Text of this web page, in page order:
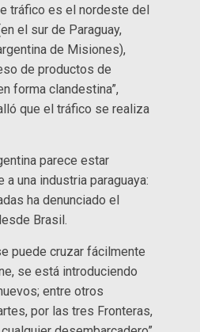
tráfico es el nordeste del
el sur de Paraguay,
de Misiones),
de productos de
forma clandestina”,
que el tráfico se realiza
parece estar
una industria paraguaya:
ha denunciado el
Brasil.
puede cruzar fácilmente
se está introduciendo
entre otros
por las tres Fronteras,